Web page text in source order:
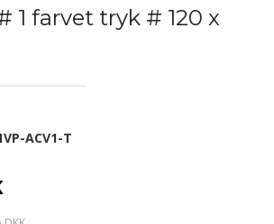
1 farvet tryk # 120 x
ACV1-T